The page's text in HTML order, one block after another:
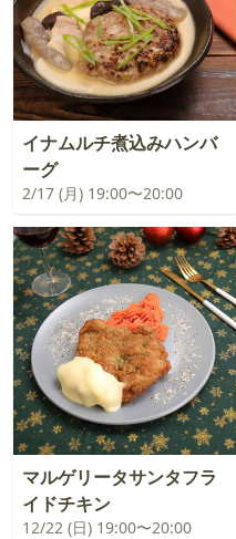
イナムルチ煮込みハンバ
ーグ
2/17 (月) 19:00〜20:00
マルゲリータサンタフラ
イドチキン
12/22 (日) 19:00〜20:00